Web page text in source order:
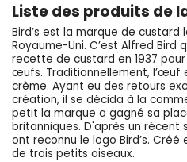
Liste des produits de
Bird’s est la marque de custard
Royaume-Uni. C’est Alfred Bird
recette de custard en 1937
œufs. Traditionnellement, l’œuf
crème. Ayant eu des retours
création, il se décida à la
petit la marque a gagné sa
britanniques. D'après un récent
ont reconnu le logo Bird’s.
de trois petits oiseaux.